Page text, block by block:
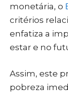
monetária, o
critérios
enfatiza a
estar e no
Assim, este
pobreza